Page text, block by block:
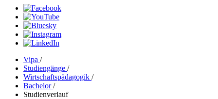
Vipa /
Studiengänge /
Wirtschaftspädagogik /
Bachelor/
Studienverlauf